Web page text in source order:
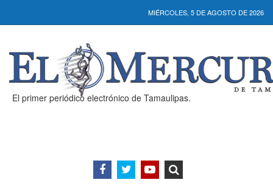
MIÉRCOLES, 5 DE AGOSTO DE 2026
El primer periódico electrónico de Tamaulipas.